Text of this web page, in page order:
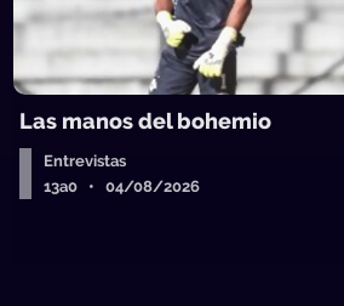
Las manos del bohemio
Entrevistas
13a0 • 04/08/2026